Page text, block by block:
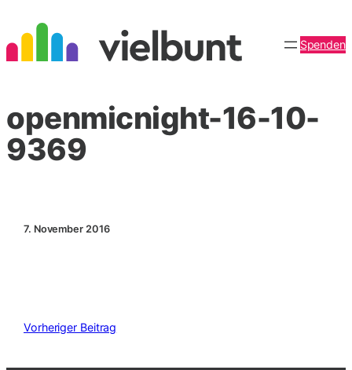
Inhalt
springen
Spenden
openmicnight-16-10-
9369
7. November 2016
Vorheriger Beitrag